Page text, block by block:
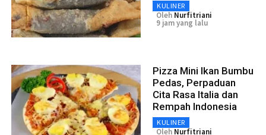
KULINER
Oleh Nurfitriani
9 jam yang lalu
Pizza Mini Ikan Bumbu
Pedas, Perpaduan
Cita Rasa Italia dan
Rempah Indonesia
KULINER
Oleh Nurfitriani